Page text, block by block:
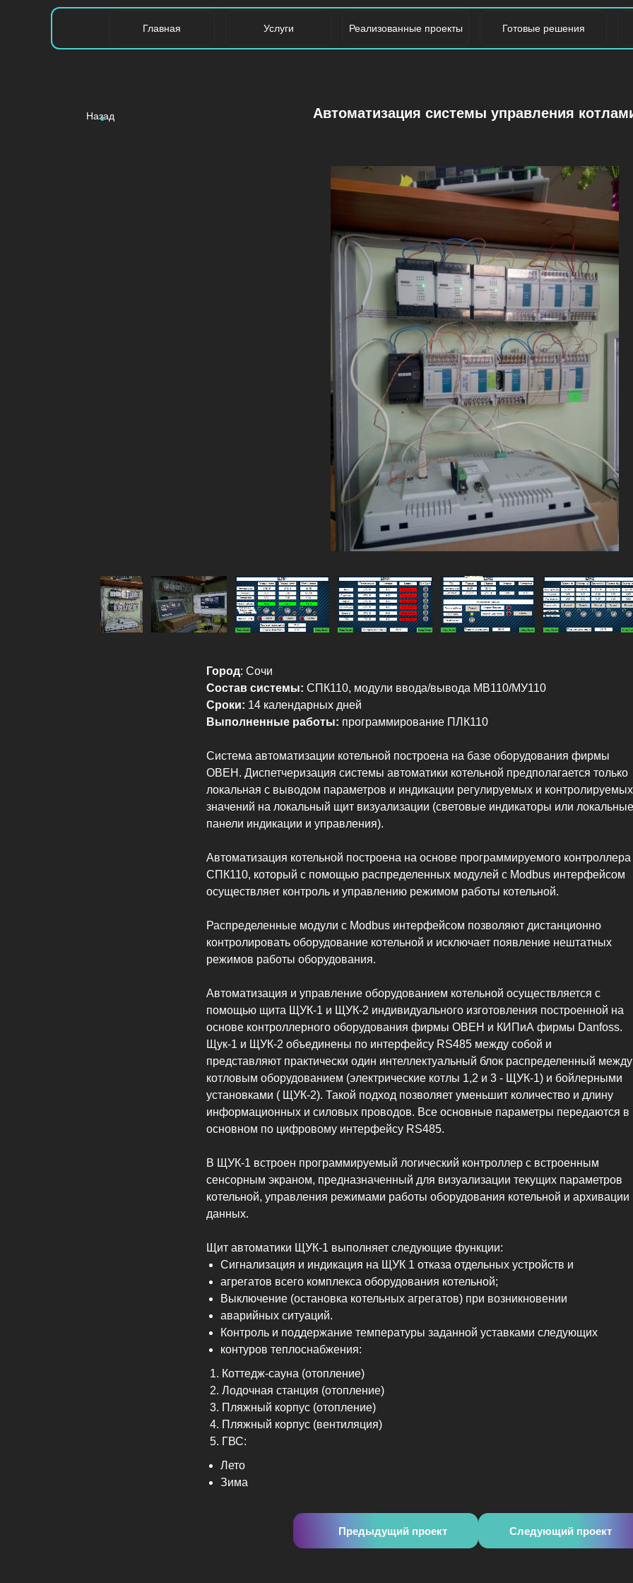
Готовые решения
Реализованные проекты
Услуги
Главная
Автоматизация системы управления
Назад
Город: Сочи
Состав системы: СПК110, модули ввода/вывода МВ110/МУ110
Сроки: 14 календарных дней
Выполненные работы: программирование ПЛК110
Система автоматизации котельной построена на базе оборудования фирмы
ОВЕН. Диспетчеризация системы автоматики котельной предполагается только
локальная с выводом параметров и индикации регулируемых и контролируемых
значений на локальный щит визуализации (световые индикаторы или локальные
панели индикации и управления).
Автоматизация котельной построена на основе программируемого контроллера
СПК110, который с помощью распределенных модулей с Modbus интерфейсом
осуществляет контроль и управлению режимом работы котельной.
Распределенные модули с Modbus интерфейсом позволяют дистанционно
контролировать оборудование котельной и исключает появление нештатных
режимов работы оборудования.
Автоматизация и управление оборудованием котельной осуществляется с
помощью щита ЩУК-1 и ЩУК-2 индивидуального изготовления построенной на
основе контроллерного оборудования фирмы ОВЕН и КИПиА фирмы Danfoss.
Щук-1 и ЩУК-2 объединены по интерфейсу RS485 между собой и
представляют практически один интеллектуальный блок распределенный между
котловым оборудованием (электрические котлы 1,2 и 3 - ЩУК-1) и бойлерными
установками ( ЩУК-2). Такой подход позволяет уменьшит количество и длину
информационных и силовых проводов. Все основные параметры передаются в
основном по цифровому интерфейсу RS485.
В ЩУК-1 встроен программируемый логический контроллер с встроенным
сенсорным экраном, предназначенный для визуализации текущих параметров
котельной, управления режимами работы оборудования котельной и архивации
данных.
Щит автоматики ЩУК-1 выполняет следующие функции:
Сигнализация и индикация на ЩУК 1 отказа отдельных устройств и
агрегатов всего комплекса оборудования котельной;
Выключение (остановка котельных агрегатов) при возникновении
аварийных ситуаций.
Контроль и поддержание температуры заданной уставками следующих
контуров теплоснабжения:
Коттедж-сауна (отопление)
Лодочная станция (отопление)
Пляжный корпус (отопление)
Пляжный корпус (вентиляция)
ГВС:
Лето
Зима
Предыдущий проект Следующий проект